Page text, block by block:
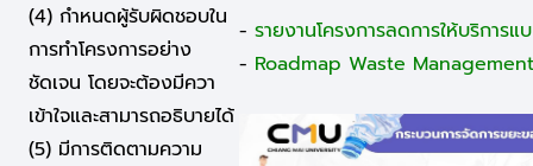
(4) กำหนดผู้รับผิดชอบใน
การทำโครงการอย่าง
ชัดเจน โดยจะต้องมีควา
เข้าใจและสามารถอธิบายได้
(5) มีการติดตามความ
- รายงานโครงการลดการให้บริการแ
- Roadmap Waste